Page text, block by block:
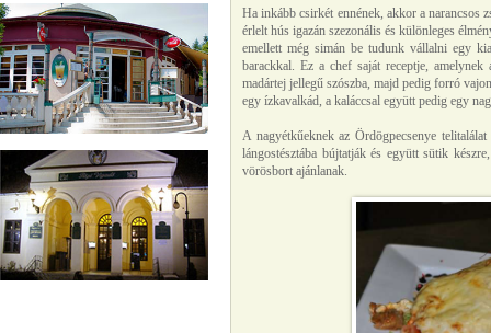
Ha inkább csirkét ennének, akkor a narancsos
érlelt hús igazán szezonális és különleges
emellett még simán be tudunk vállalni egy
barackkal. Ez a chef saját receptje,
madártej jellegű szószba, majd pedig forró
egy ízkavalkád, a kaláccsal együtt pedig egy
A nagyétkűeknek az Ördögpecsenye
lángostésztába bújtatják és együtt sütik
vörösbort ajánlanak.